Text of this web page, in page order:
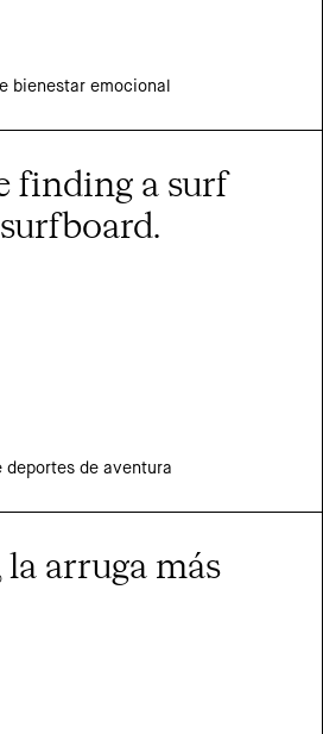
bienestar emocional
finding a surf
de aventura
arruga más